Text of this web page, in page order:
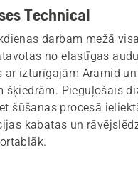
Technical
darbam mežā
no elastīgas
ar izturīgajām Aramid un
šķiedrām. Pieguļošais
šūšanas procesā
kabatas un